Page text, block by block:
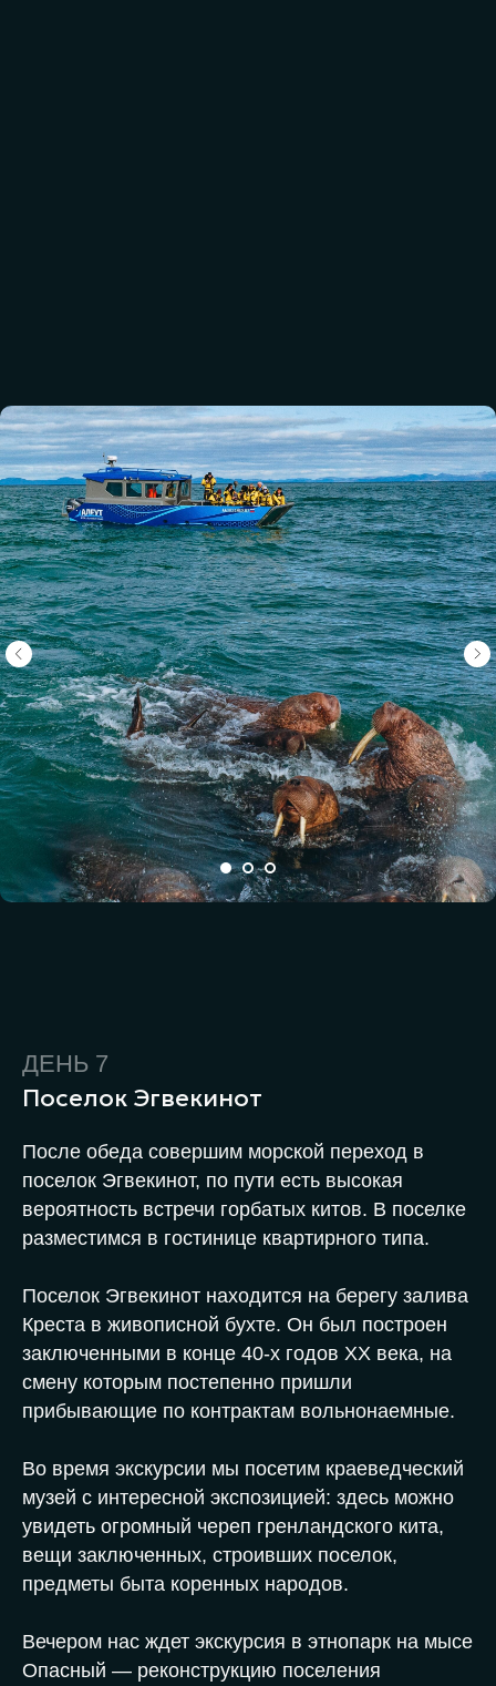
ДЕНЬ 7
Поселок Эгвекинот
После обеда совершим морской переход в
поселок Эгвекинот, по пути есть высокая
вероятность встречи горбатых китов. В поселке
разместимся в гостинице квартирного типа.
Поселок Эгвекинот находится на берегу залива
Креста в живописной бухте. Он был построен
заключенными в конце 40-х годов XX века, на
смену которым постепенно пришли
прибывающие по контрактам вольнонаемные.
Во время экскурсии мы посетим краеведческий
музей с интересной экспозицией: здесь можно
увидеть огромный череп гренландского кита,
вещи заключенных, строивших поселок,
предметы быта коренных народов.
Вечером нас ждет экскурсия в этнопарк на мысе
Опасный — реконструкцию поселения